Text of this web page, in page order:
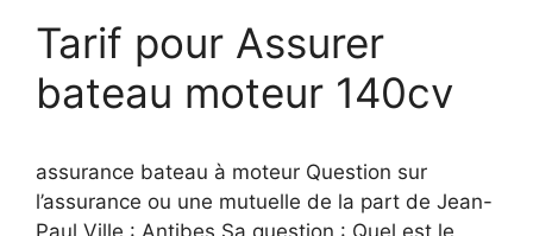
Tarif pour Assurer
bateau moteur 140cv
assurance bateau à moteur Question sur
l’assurance ou une mutuelle de la part de Jean-
Paul Ville : Antibes Sa question : Quel est le